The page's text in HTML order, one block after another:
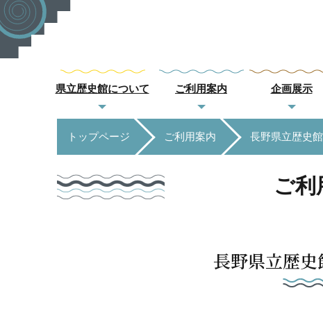
県立歴史館について ご利用案内 企画展示
トップページ ご利用案内 長野県立歴史
ご利
長野県立歴